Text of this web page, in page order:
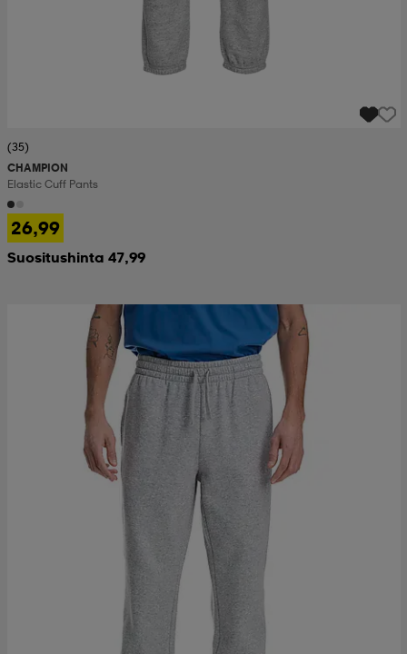
(35)
CHAMPION
Elastic Cuff Pants
26,99
Suositushinta 47,99